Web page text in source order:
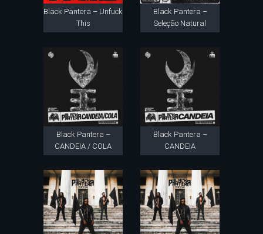
Black Pantera – Unfuck
This
Black Pantera –
Seleção Natural
Black Pantera –
CANDEIA / COLA
Black Pantera –
CANDEIA